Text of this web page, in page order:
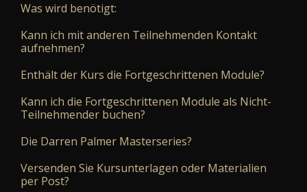
Was wird benötigt:
Kann ich mit anderen Teilnehmenden Kontakt
aufnehmen?
Enthält der Kurs die Fortgeschrittenen Module?
Kann ich die Fortgeschrittenen Module als Nicht-
Teilnehmender buchen?
Die Darren Palmer Masterseries?
Versenden Sie Kursunterlagen oder Materialien
per Post?